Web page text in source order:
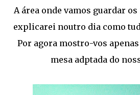
A área onde vamos guardar
explicarei noutro dia como
Por agora mostro-vos apenas
mesa adptada do